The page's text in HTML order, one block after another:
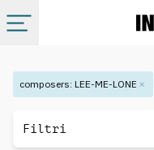
Categorie
composers: LEE-ME-LONE
Filtri